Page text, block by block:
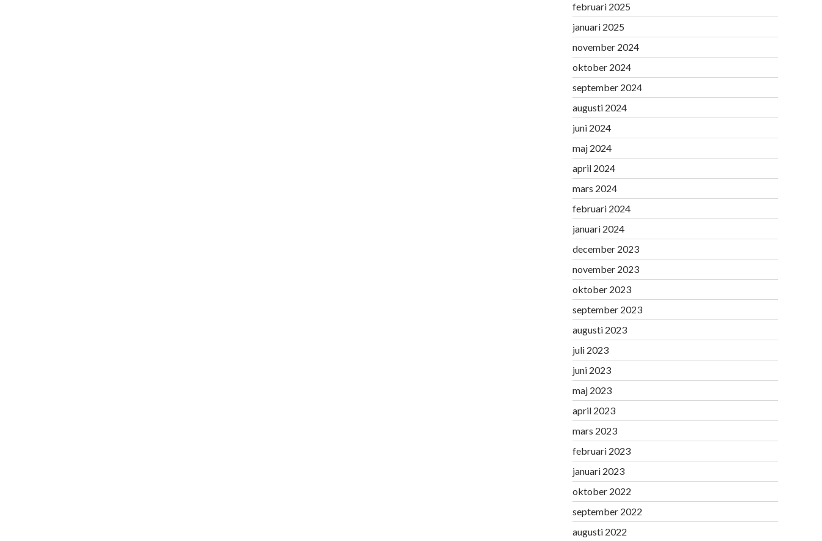
februari 2025
januari 2025
november 2024
oktober 2024
september 2024
augusti 2024
juni 2024
maj 2024
april 2024
mars 2024
februari 2024
januari 2024
december 2023
november 2023
oktober 2023
september 2023
augusti 2023
juli 2023
juni 2023
maj 2023
april 2023
mars 2023
februari 2023
januari 2023
oktober 2022
september 2022
augusti 2022